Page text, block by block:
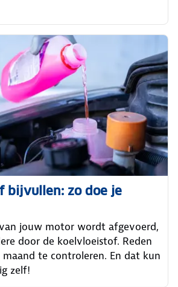
bijvullen: zo doe je
jouw motor wordt afgevoerd,
door de koelvloeistof. Reden
te controleren. En dat kun
zelf!